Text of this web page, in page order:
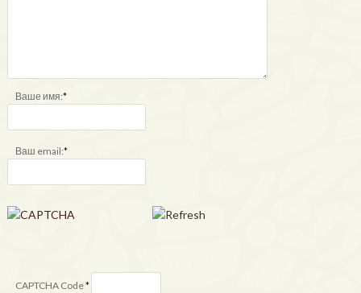
Ваше имя:*
Ваш email:*
CAPTCHA Code*